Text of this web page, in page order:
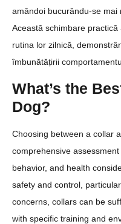
amândoi bucurându-se mai
Această schimbare
rutina lor zilnică,
îmbunătățirii
What’s the
Dog?
Choosing between a collar
comprehensive assessment
behavior, and health
safety and control,
concerns, collars can be
with specific training and